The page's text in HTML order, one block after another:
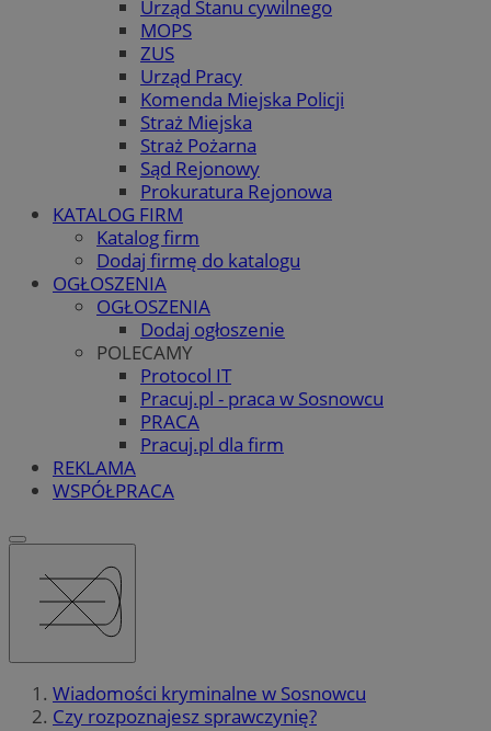
Urząd Stanu cywilnego
MOPS
ZUS
Urząd Pracy
Komenda Miejska Policji
Straż Miejska
Straż Pożarna
Sąd Rejonowy
Prokuratura Rejonowa
KATALOG FIRM
Katalog firm
Dodaj firmę do katalogu
OGŁOSZENIA
OGŁOSZENIA
Dodaj ogłoszenie
POLECAMY
Protocol IT
Pracuj.pl - praca w Sosnowcu
PRACA
Pracuj.pl dla firm
REKLAMA
WSPÓŁPRACA
Wiadomości kryminalne w Sosnowcu
Czy rozpoznajesz sprawczynię?